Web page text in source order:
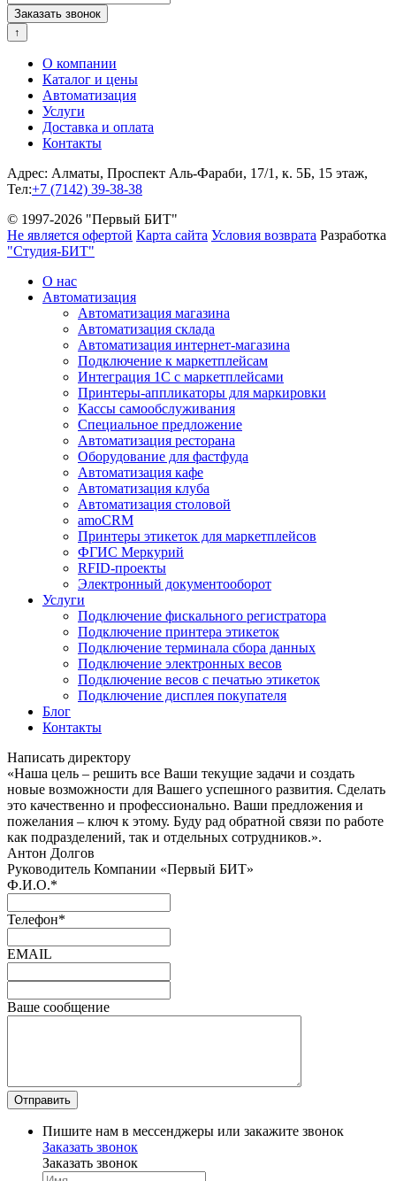
↑
О компании
Каталог и цены
Автоматизация
Услуги
Доставка и оплата
Контакты
Адрес: Алматы, Проспект Аль-Фараби, 17/1, к. 5Б, 15 этаж,
Тел:+7 (7142) 39-38-38
© 1997-2026 "Первый БИТ"
Не является офертой Карта сайта Условия возврата Разработка
"Студия-БИТ"
О нас
Автоматизация
Автоматизация магазина
Автоматизация склада
Автоматизация интернет-магазина
Подключение к маркетплейсам
Интеграция 1С с маркетплейсами
Принтеры-аппликаторы для маркировки
Кассы самообслуживания
Специальное предложение
Автоматизация ресторана
Оборудование для фастфуда
Автоматизация кафе
Автоматизация клуба
Автоматизация столовой
amoCRM
Принтеры этикеток для маркетплейсов
ФГИС Меркурий
RFID-проекты
Электронный документооборот
Услуги
Подключение фискального регистратора
Подключение принтера этикеток
Подключение терминала сбора данных
Подключение электронных весов
Подключение весов с печатью этикеток
Подключение дисплея покупателя
Блог
Контакты
Написать директору
«Наша цель – решить все Ваши текущие задачи и создать
новые возможности для Вашего успешного развития. Сделать
это качественно и профессионально. Ваши предложения и
пожелания – ключ к этому. Буду рад обратной связи по работе
как подразделений, так и отдельных сотрудников.».
Антон Долгов
Руководитель Компании «Первый БИТ»
Ф.И.О.*
Телефон*
EMAIL
Ваше сообщение
Пишите нам в мессенджеры или закажите звонок
Заказать звонок
Заказать звонок